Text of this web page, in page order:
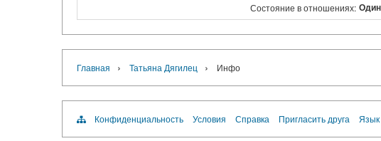
Состояние в отношениях:
Главная › Татьяна Дягилец › Инфо
Конфиденциальность Условия Справка Пригласить друга Язык